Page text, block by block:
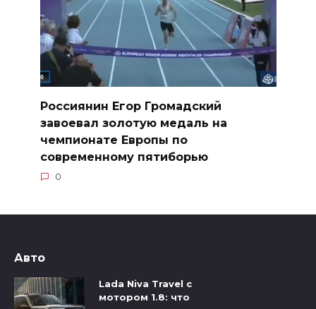
Россиянин Егор Громадский
завоевал золотую медаль на
чемпионате Европы по
современному пятиборью
0
Авто
Lada Niva Travel с
мотором 1.8: что